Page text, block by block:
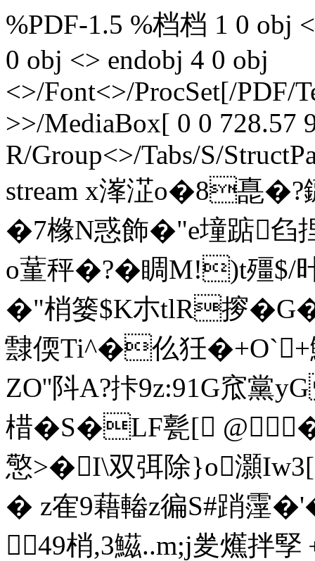
%PDF-1.5 %档档 1 0 obj
0 obj <> endobj 4 0 obj
<>/Font<>/ProcSet[/PDF/
>>/MediaBox[ 0 0 728.57
R/Group<>/Tabs/S/
stream x溄淽o�8嗭
�7橼N惑飾�"e墥踮
o蓳秤�?�睭M!)t
�"梢篓$K朩tlR摉�
霴偄Ti^�仫狅
ZO''阧A?拤9z:91G窊黨
棤�S�LF甏[
憼>�I\双弭除}o灝
� z隺9藉輽z徧S#踃霪
49梢,3鰦..m;j夎爑拌